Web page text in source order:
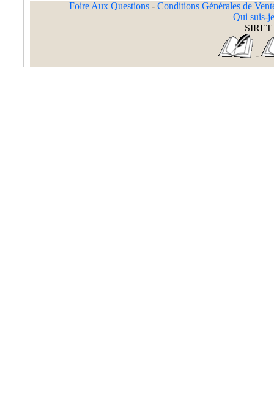
Foire Aux Questions- Conditions Générales de
Qui suis-
SIRET
-